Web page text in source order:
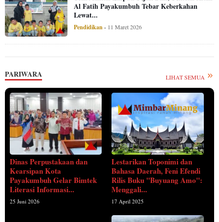
Al Fatih Payakumbuh Tebar Keberkahan
Lewat...
Pendidikan- 11 Maret 2026
PARIWARA LIHAT SEMUA
Dinas Perpustakaan dan
Kearsipan Kota
Payakumbuh Gelar Bimtek
Literasi Informasi...
25 Juni 2026
Lestarikan Toponimi dan
Bahasa Daerah, Feni Efendi
Rilis Buku "Buyuang Amo":
Menggali...
17 April 2025